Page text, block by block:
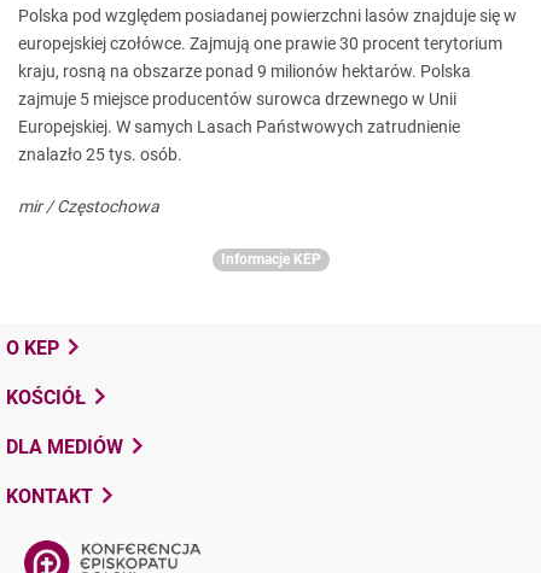
Polska pod względem posiadanej powierzchni lasów znajduje się w
europejskiej czołówce. Zajmują one prawie 30 procent terytorium
kraju, rosną na obszarze ponad 9 milionów hektarów. Polska
zajmuje 5 miejsce producentów surowca drzewnego w Unii
Europejskiej. W samych Lasach Państwowych zatrudnienie
znalazło 25 tys. osób.
mir / Częstochowa
Informacje KEP
O KEP
KOŚCIÓŁ
DLA MEDIÓW
KONTAKT